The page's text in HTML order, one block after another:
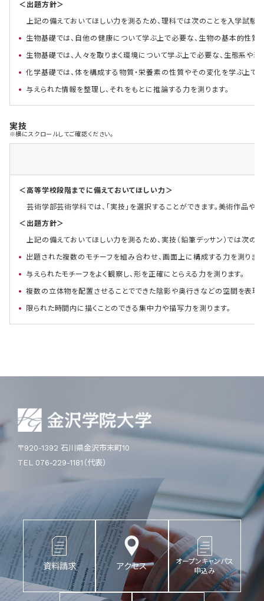
＜出題方針＞
上記の備えておいてほしい力を測るため、理科では次のことを入学試験
生物基礎では、自他の健康について学ぶ上で必要な、生物の基本的性質
生物基礎では、人々を取りまく環境について学ぶ上で必要な、生態系や
化学基礎では、体を構成する物質・栄養素の性質やその変化を学ぶ上で
与えられた情報を整理し、それをもとに推論する力を測ります。
実技
※横にスクロールしてご確認ください。
＜高等学校段階までに備えておいてほしい力＞
芸術学部芸術学科では、「実技」を選択することができます。美術作品や
＜出題方針＞
上記の備えておいてほしい力を測るため、実技（鉛筆デッサン）では次の
出題された複数のモチーフを組み合わせ、画面上に構成する力を測ります
与えられたモチーフをよく観察し、形を正確にとらえる力を測ります。
複数の立体物を配置させることでできた陰影や奥行きなどの空間を表現
限られた時間内に描くことのできる集中力や描写力を測ります。
〒920-1392 石川県金沢市末町10
TEL 076-229-1181（代表）
資料請求 アクセス
オープンキャンパス
申込み